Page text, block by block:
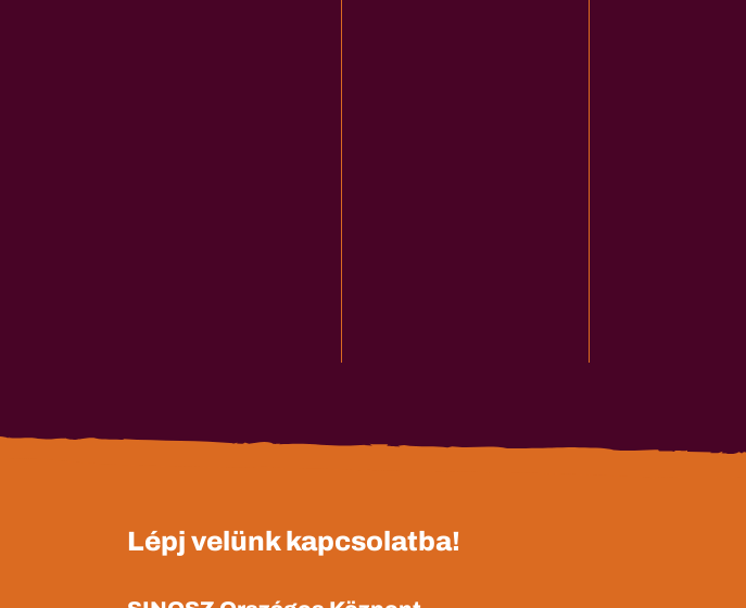
Lépj velünk kapcsolatba!